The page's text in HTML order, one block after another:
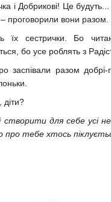
і Добрикові! Це будуть...
проговорили вони разом.
сестрички. Бо
бо усе роблять з
разом добрі-
для себе усі
тебе хтось